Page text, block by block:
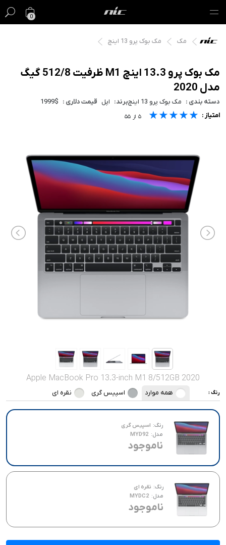
0
گیفت کارت
فروش ویژه
مک
آیفون
ایرپاد
اپل واچ
لوازم جانبی
صدا و تصویر
قیمت روز
محصولات کارکرده
خواندنی ها
مک مک بوک پرو 13 اینچ
Apple MacBook Pro 13.3-inch M1 8/512GB 2020
رنگ : همه موارد اسپیس گری نقره ای
رنگ: اسپیس گری
مدل: MYD92
ناموجود
رنگ: نقره ای
مدل: MYDC2
ناموجود
مک بوک پرو 13.3 اینچ M1 ظرفیت 512/8 گیگ
مدل 2020
دسته بندی : مک بوک پرو 13 اینچ برند: اپل قیمت دلاری : 1999$
امتیاز : ★★★★★
★★★★★
★★★★★ ۵ از ۵۵